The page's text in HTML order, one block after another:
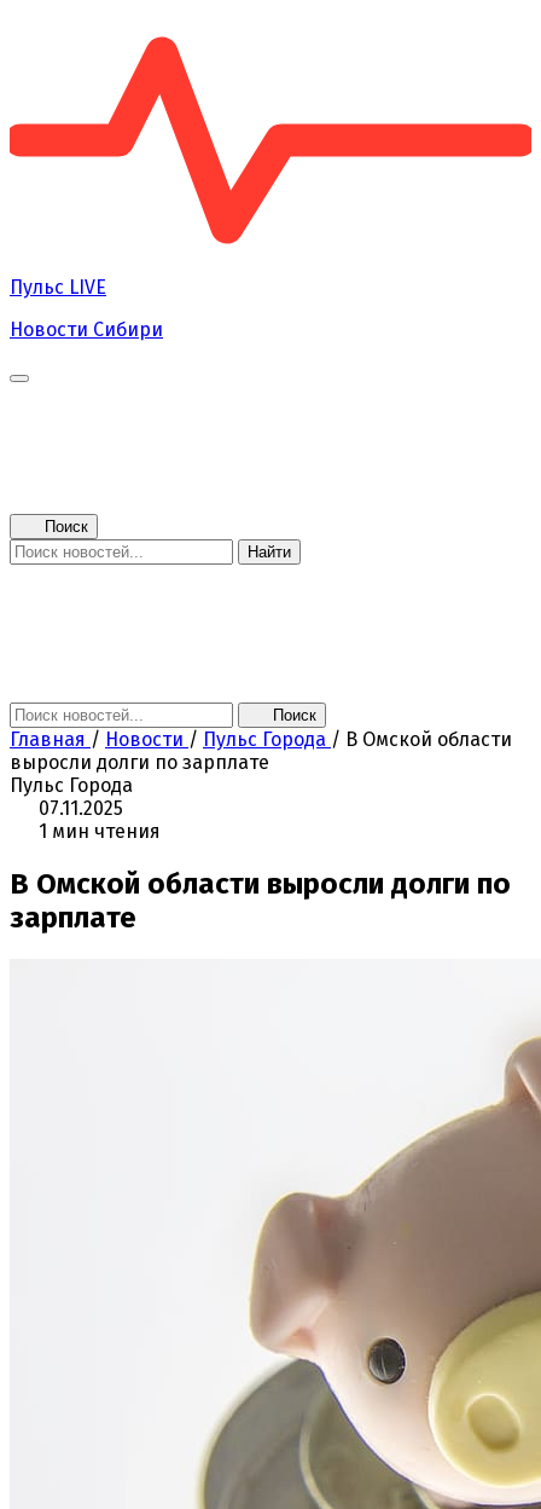
Пульс LIVE
Новости Сибири
Поиск
Найти
Поиск
Главная / Новости / Пульс Города / В Омской области
выросли долги по зарплате
Пульс Города
07.11.2025
1 мин чтения
В Омской области выросли долги по
зарплате